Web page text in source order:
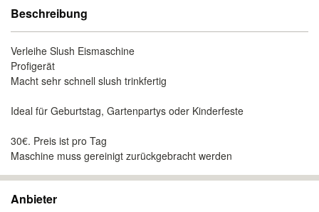
Beschreibung
Verleihe Slush Eismaschine
Profigerät
Macht sehr schnell slush trinkfertig
Ideal für Geburtstag, Gartenpartys oder Kinderfeste
30€. Preis ist pro Tag
Maschine muss gereinigt zurückgebracht werden
Anbieter